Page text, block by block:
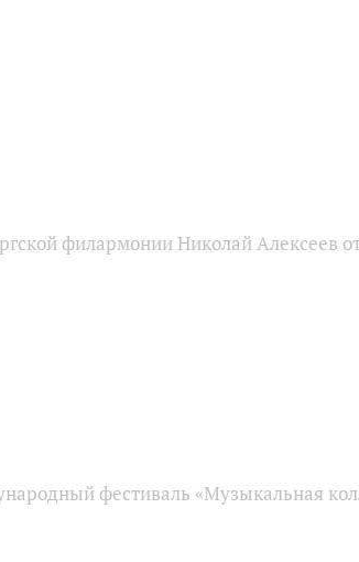
филармонии Николай Алексеев
фестиваль «Музыкальная